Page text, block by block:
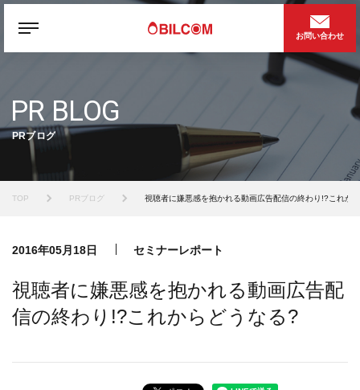
お問い合わせ
PR BLOG
PRブログ
TOP PRブログ 視聴者に嫌悪感を抱かれる動画広告配信の終わり!?これか
2016年05月18日 セミナーレポート
視聴者に嫌悪感を抱かれる動画広告配
信の終わり!?これからどうなる?